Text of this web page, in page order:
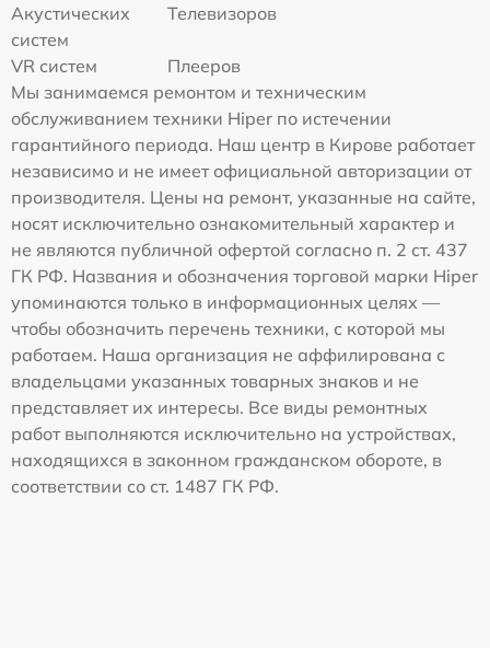
Акустических
систем
Телевизоров
VR систем
Плееров
Мы занимаемся ремонтом и техническим
обслуживанием техники Hiper по истечении
гарантийного периода. Наш центр в Кирове работает
независимо и не имеет официальной авторизации от
производителя. Цены на ремонт, указанные на сайте,
носят исключительно ознакомительный характер и
не являются публичной офертой согласно п. 2 ст. 437
ГК РФ. Названия и обозначения торговой марки Hiper
упоминаются только в информационных целях —
чтобы обозначить перечень техники, с которой мы
работаем. Наша организация не аффилирована с
владельцами указанных товарных знаков и не
представляет их интересы. Все виды ремонтных
работ выполняются исключительно на устройствах,
находящихся в законном гражданском обороте, в
соответствии со ст. 1487 ГК РФ.